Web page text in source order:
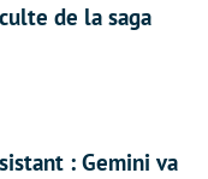
de la saga
: Gemini va